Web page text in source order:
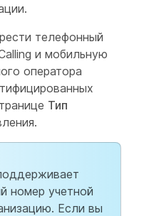
телефонный
и мобильную
оператора
Тип
номер учетной
Если вы